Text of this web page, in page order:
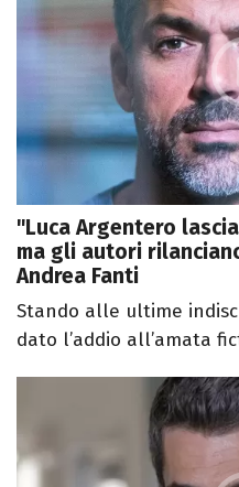
"Luca Argentero
ma gli autori
Andrea Fanti
Stando alle ultime
dato l’addio all’amata